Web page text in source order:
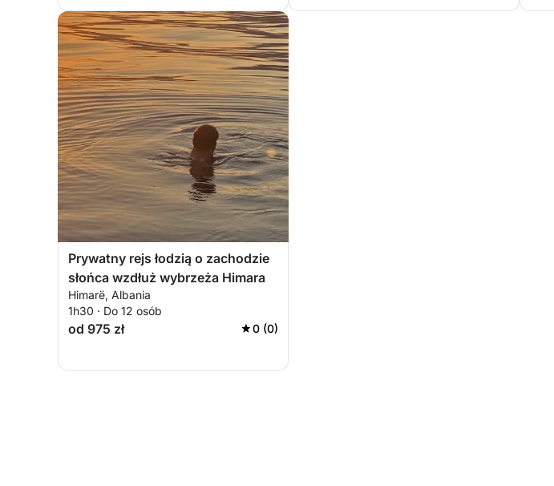
Prywatny rejs łodzią o zachodzie
słońca wzdłuż wybrzeża Himara
Himarë, Albania
1h30 · Do 12 osób
od 975 zł 0 (0)